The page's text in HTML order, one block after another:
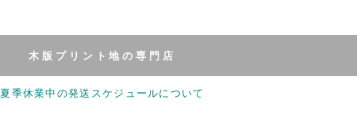
木版プリント地の専門店
夏季休業中の発送スケジュールについて